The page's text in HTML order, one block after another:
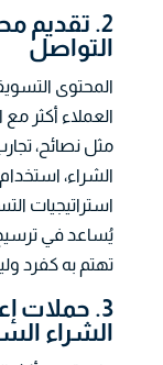
2. تقديم
التواصل
المحتوى
العملاء أكثر
مثل نصائح،
الشراء،
استراتيجيات
يُساعد في
تهتم به كفرد
3. حملات
الشراء